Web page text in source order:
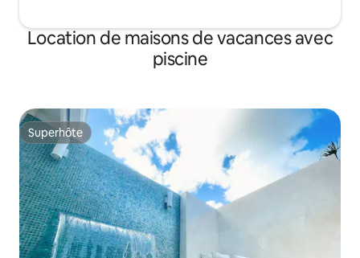
Location de maisons de vacances avec
piscine
Superhôte
Superhôte